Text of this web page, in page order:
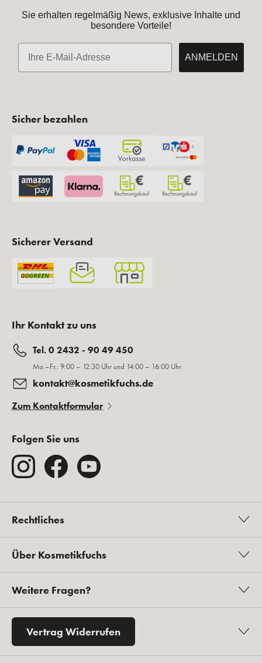
Sie erhalten regelmäßig News, exklusive Inhalte und
besondere Vorteile!
E-Mail
ANMELDEN
Sicher bezahlen
Sicherer Versand
Ihr Kontakt zu uns
Tel. 0 2432 - 90 49 450
Mo.–Fr.: 9:00 – 12:30 Uhr und 14:00 – 16:00 Uhr
kontakt@kosmetikfuchs.de
Zum Kontaktformular
Folgen Sie uns
Rechtliches
Über Kosmetikfuchs
Weitere Fragen?
Vertrag Widerrufen